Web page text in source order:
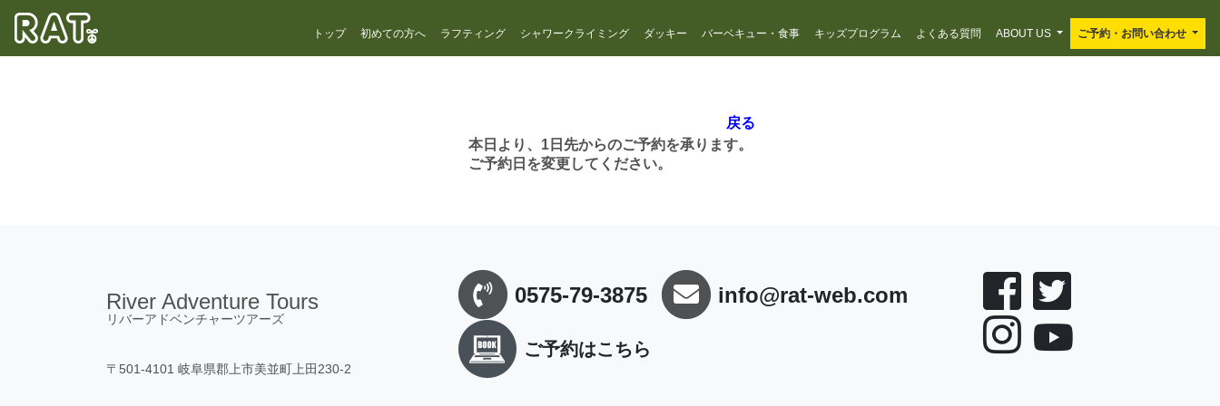
トップ 初めての方へ ラフティング シャワークライミング ダッキー バーベキュー・食事 キッズプログラム よくある質問 ABOUT US ご予約・お問い合わせ
戻る
本日より、1日先からのご予約を承ります。
ご予約日を変更してください。
River Adventure Tours
リバーアドベンチャーツアーズ
〒501-4101 岐阜県郡上市美並町上田230-2
0575-79-3875 info@rat-web.com
ご予約はこちら